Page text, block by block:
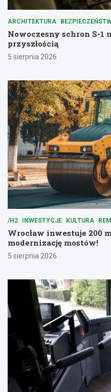
ARCHITEKTURA
Nowoczesny schron S-1
przyszłością
5 sierpnia 2026
/H2 INWESTYCJE KULTURA
Wrocław inwestuje 200
modernizację mostów!
5 sierpnia 2026